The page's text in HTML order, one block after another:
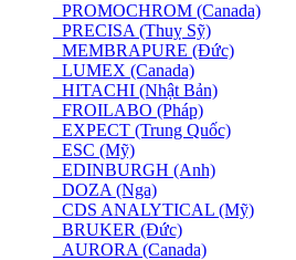
PROMOCHROM (Canada)
PRECISA (Thuỵ Sỹ)
MEMBRAPURE (Đức)
LUMEX (Canada)
HITACHI (Nhật Bản)
FROILABO (Pháp)
EXPECT (Trung Quốc)
ESC (Mỹ)
EDINBURGH (Anh)
DOZA (Nga)
CDS ANALYTICAL (Mỹ)
BRUKER (Đức)
AURORA (Canada)